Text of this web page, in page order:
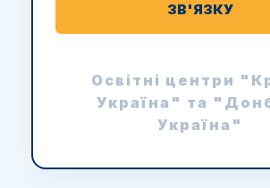
ЗВ'ЯЗКУ
Освітні центри
Україна" та
Україна"